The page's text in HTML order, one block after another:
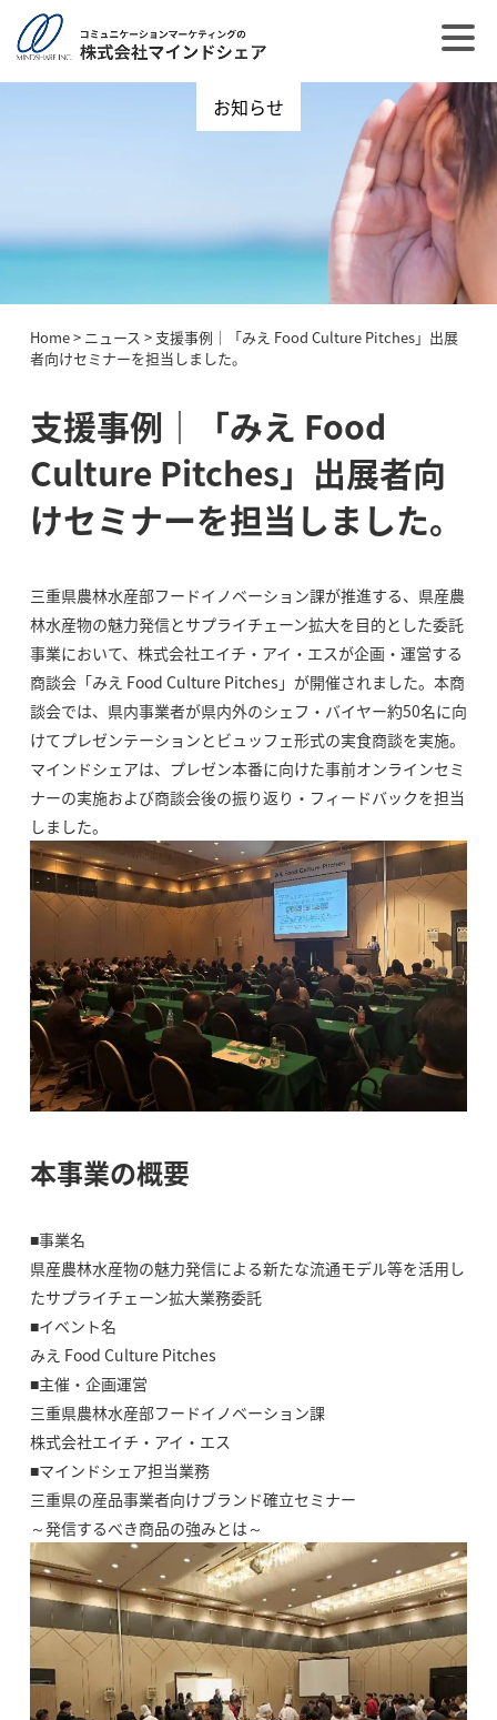
お知らせ
Home> ニュース > 支援事例｜「みえ Food Culture Pitches」出展
者向けセミナーを担当しました。
支援事例｜「みえ Food
Culture Pitches」出展者向
けセミナーを担当しました。
三重県農林水産部フードイノベーション課が推進する、県産農
林水産物の魅力発信とサプライチェーン拡大を目的とした委託
事業において、株式会社エイチ・アイ・エスが企画・運営する
商談会「みえ Food Culture Pitches」が開催されました。本商
談会では、県内事業者が県内外のシェフ・バイヤー約50名に向
けてプレゼンテーションとビュッフェ形式の実食商談を実施。
マインドシェアは、プレゼン本番に向けた事前オンラインセミ
ナーの実施および商談会後の振り返り・フィードバックを担当
しました。
本事業の概要
■事業名
県産農林水産物の魅力発信による新たな流通モデル等を活用し
たサプライチェーン拡大業務委託
■イベント名
みえ Food Culture Pitches
■主催・企画運営
三重県農林水産部フードイノベーション課
株式会社エイチ・アイ・エス
■マインドシェア担当業務
三重県の産品事業者向けブランド確立セミナー
～発信するべき商品の強みとは～